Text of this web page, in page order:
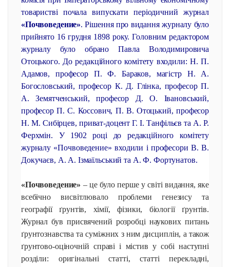
товаристві почала випускати періодичний журнал
«Почвоведение». Рішення про видання журналу було
прийнято 16 грудня 1898 року. Головним редактором
журналу було обрано Павла Володимировича
Отоцького. До редакційного комітету входили: Н. П.
Адамов, професор П. Ф. Бараков, магістр Н. А.
Богословський, професор К. Д. Глінка, професор П.
А. Земятченський, професор Д. О. Івановський,
професор П. С. Коссович, П. В. Отоцький, професор
Н. М. Сибірцев, приват-доцент Г. І. Танфільєв та А. Р.
Ферхмін. У 1902 році до редакційного комітету
журналу «Почвоведение» входили і професори В. В.
Докучаєв, А. А. Ізмаїльський та А. Ф. Фортунатов.
«Почвоведение» – це було перше у світі видання, яке
всебічно висвітлювало проблеми генезису та
географії ґрунтів, хімії, фізики, біології ґрунтів.
Журнал був присвячений розробці наукових питань
ґрунтознавства та суміжних з ним дисциплін, а також
ґрунтово-оціночній справі і містив у собі наступні
розділи: оригінальні статті, статті перекладні,